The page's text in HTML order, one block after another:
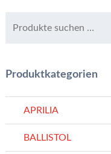
Produktkategorien
APRILIA
BALLISTOL